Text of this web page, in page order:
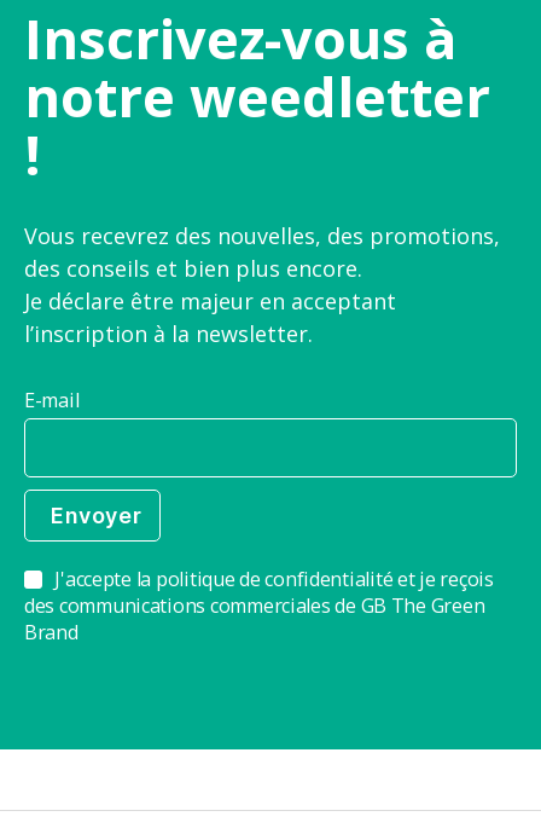
Inscrivez-vous à
notre weedletter
!
Vous recevrez des nouvelles, des promotions,
des conseils et bien plus encore.
Je déclare être majeur en acceptant
l’inscription à la newsletter.
E-mail
J'accepte la politique de confidentialité et je reçois
des communications commerciales de GB The Green
Brand